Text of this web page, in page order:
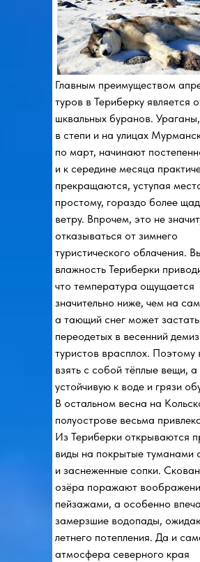
Главным преимуществом
туров в Териберку является
шквальных буранов.
в степи и на улицах
по март, начинают
и к середине месяца
прекращаются, уступая
простому, гораздо более
ветру. Впрочем, это не
отказываться от зимнего
туристического облачения.
влажность Териберки
что температура ощущается
значительно ниже, чем на
а тающий снег может застать
переодетых в весенний
туристов врасплох. Поэтому
взять с собой тёплые вещи,
устойчивую к воде и грязи
В остальном весна на
полуострове весьма
Из Териберки открываются
виды на покрытые туманами
и заснеженные сопки.
озёра поражают
пейзажами, а особенно
замерзшие водопады,
летнего потепления. Да и
атмосфера северного края